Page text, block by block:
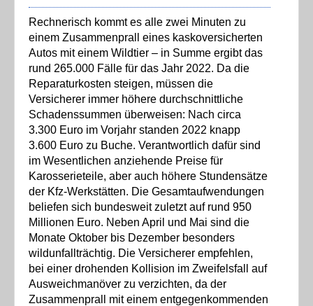
Rechnerisch kommt es alle zwei Minuten zu
einem Zusammenprall eines kaskoversicherten
Autos mit einem Wildtier – in Summe ergibt das
rund 265.000 Fälle für das Jahr 2022. Da die
Reparaturkosten steigen, müssen die
Versicherer immer höhere durchschnittliche
Schadenssummen überweisen: Nach circa
3.300 Euro im Vorjahr standen 2022 knapp
3.600 Euro zu Buche. Verantwortlich dafür sind
im Wesentlichen anziehende Preise für
Karosserieteile, aber auch höhere Stundensätze
der Kfz-Werkstätten. Die Gesamtaufwendungen
beliefen sich bundesweit zuletzt auf rund 950
Millionen Euro. Neben April und Mai sind die
Monate Oktober bis Dezember besonders
wildunfallträchtig. Die Versicherer empfehlen,
bei einer drohenden Kollision im Zweifelsfall auf
Ausweichmanöver zu verzichten, da der
Zusammenprall mit einem entgegenkommenden